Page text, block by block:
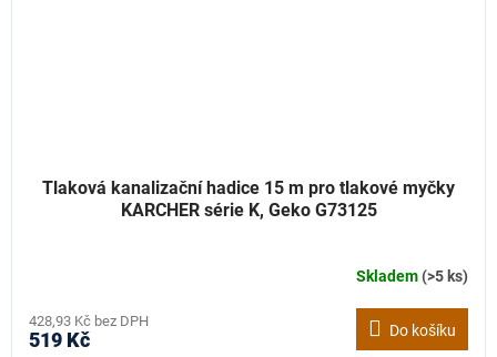
Tlaková kanalizační hadice 15 m pro tlakové myčky
KARCHER série K, Geko G73125
Skladem(>5 ks)
428,93 Kč bez DPH
519 Kč Do košíku